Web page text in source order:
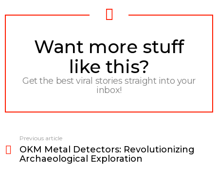
NEWSLETTER
Want more stuff
like this?
Get the best viral stories straight into your
inbox!
more
Previous article
OKM Metal Detectors: Revolutionizing
Archaeological Exploration